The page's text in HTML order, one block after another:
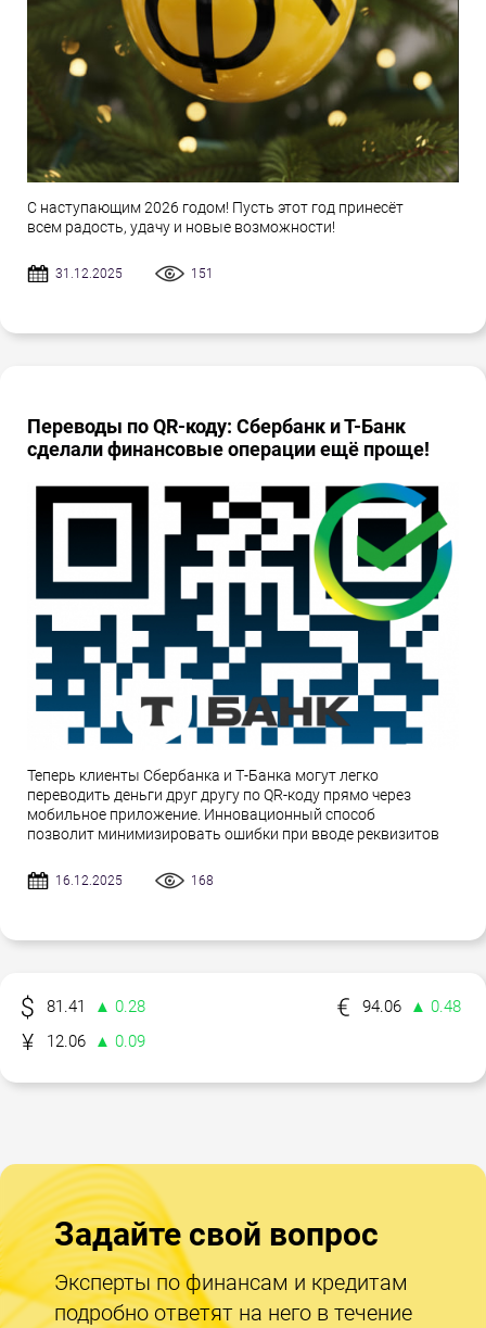
С наступающим 2026 годом! Пусть этот год принесёт
всем радость, удачу и новые возможности!
31.12.2025 151
Переводы по QR-коду: Сбербанк и Т-Банк
сделали финансовые операции ещё проще!
Теперь клиенты Сбербанка и Т-Банка могут легко
переводить деньги друг другу по QR-коду прямо через
мобильное приложение. Инновационный способ
позволит минимизировать ошибки при вводе реквизитов
16.12.2025 168
81.41 ▲ 0.28 94.06
▲ 0.48
12.06
▲ 0.09
Задайте свой вопрос
Эксперты по финансам и кредитам
подробно ответят на него в течение